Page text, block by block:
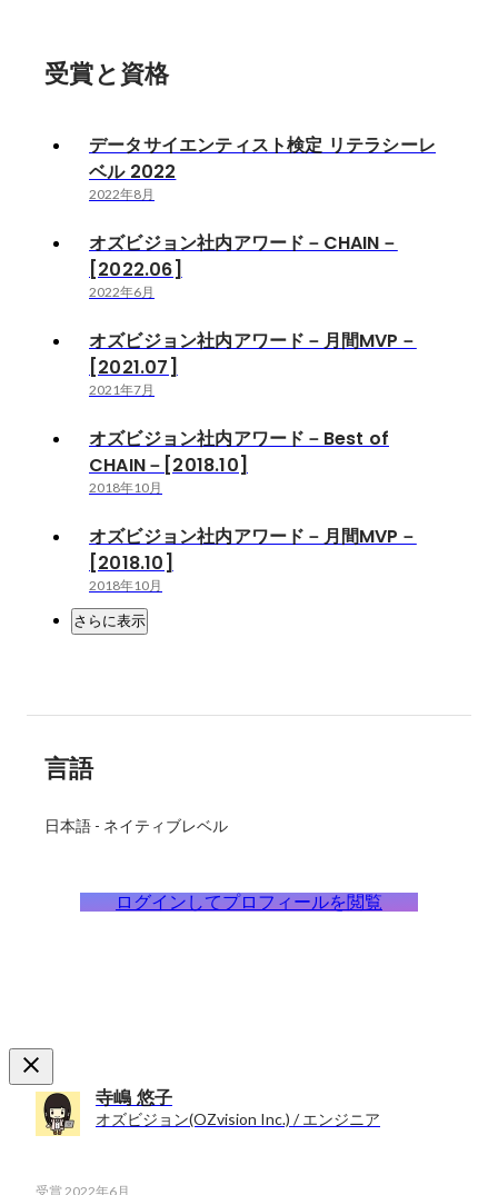
受賞と資格
データサイエンティスト検定 リテラシーレ
ベル 2022
2022年8月
オズビジョン社内アワード－CHAIN－
[2022.06]
2022年6月
オズビジョン社内アワード－月間MVP－
[2021.07]
2021年7月
オズビジョン社内アワード－Best of
CHAIN－[2018.10]
2018年10月
オズビジョン社内アワード－月間MVP－
[2018.10]
2018年10月
さらに表示
言語
日本語 - ネイティブレベル
ログインしてプロフィールを閲覧
寺嶋 悠子
オズビジョン(OZvision Inc.) / エンジニア
受賞 2022年6月